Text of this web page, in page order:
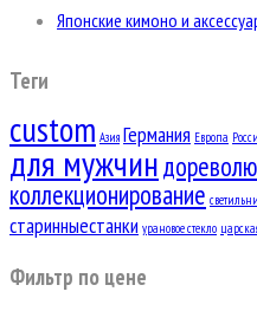
Японские кимоно и
Теги
custom Азия Германия Европа
для мужчин
коллекционирование
старинныестанки урановое стекло
Фильтр по цене